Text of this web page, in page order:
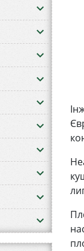
keyboard_arrow_down
keyboard_arrow_down
keyboard_arrow_down
keyboard_arrow_down
keyboard_arrow_down
keyboard_arrow_down
keyboard_arrow_down
keyboard_arrow_down
keyboard_arrow_down
keyboard_arrow_down